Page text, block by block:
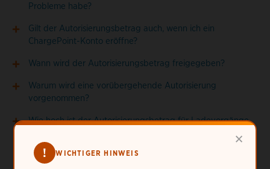
×
! WICHTIGER HINWEIS
Probleme habe?
Gilt der Autorisierungsbetrag auch, wenn ich ein
ChargePoint-Konto eröffne?
Wann wird der Autorisierungsbetrag freigegeben?
Warum wird eine vorübergehende Autorisierung
vorgenommen?
Wie hoch ist der Autorisierungsbetrag für Ladevorgänge